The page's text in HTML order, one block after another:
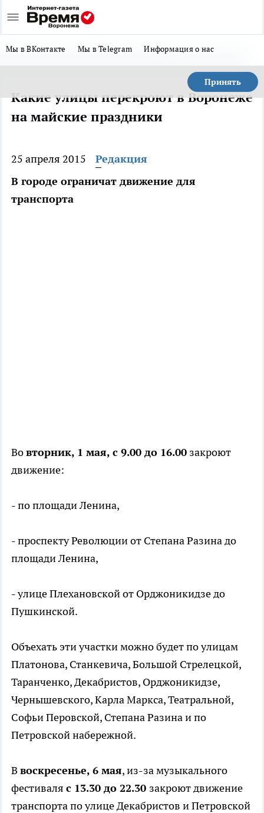
Мы в ВКонтакте Мы в Telegram Информация о нас
Принять
Какие улицы перекроют в Воронеже
на майские праздники
25 апреля 2015
Редакция
В городе ограничат движение для
транспорта
Вовторник, 1 мая, с 9.00 до 16.00 закроют
движение:
- по площади Ленина,
- проспекту Революции от Степана Разина до
площади Ленина,
- улице Плехановской от Орджоникидзе до
Пушкинской.
Объехать эти участки можно будет по улицам
Платонова, Станкевича, Большой Стрелецкой,
Таранченко, Декабристов, Орджоникидзе,
Чернышевского, Карла Маркса, Театральной,
Софьи Перовской, Степана Разина и по
Петровской набережной.
В воскресенье, 6 мая, из-за музыкального
фестиваля с 13.30 до 22.30 закроют движение
транспорта по улице Декабристов и Петровской